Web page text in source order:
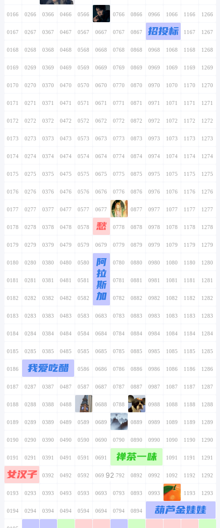
0166 0266 0366 0466 0566 0666 0766 0866 0966 1066 1166 1266
0167 0267 0367 0467 0567 0667 0767 0867 0967
招投标
1067 1167 1267
0168 0268 0368 0468 0568 0668 0768 0868 0968 1068 1168 1268
0169 0269 0369 0469 0569 0669 0769 0869 0969 1069 1169 1269
0170 0270 0370 0470 0570 0670 0770 0870 0970 1070 1170 1270
0171 0271 0371 0471 0571 0671 0771 0871 0971 1071 1171 1271
0172 0272 0372 0472 0572 0672 0772 0872 0972 1072 1172 1272
0173 0273 0373 0473 0573 0673 0773 0873 0973 1073 1173 1273
0174 0274 0374 0474 0574 0674 0774 0874 0974 1074 1174 1274
0175 0275 0375 0475 0575 0675 0775 0875 0975 1075 1175 1275
0176 0276 0376 0476 0576 0676 0776 0876 0976 1076 1176 1276
0177 0277 0377 0477 0577 0677 0777 0877 0977 1077 1177 1277
0178 0278 0378 0478 0578 0678
愁 0778 0878 0978 1078 1178 1278
0179 0279 0379 0479 0579 0679 0779 0879 0979 1079 1179 1279
0180 0280 0380 0480 0580 0680
阿
拉
斯
加
0780 0880 0980 1080 1180 1280
0181 0281 0381 0481 0581 0681 0781 0881 0981 1081 1181 1281
0182 0282 0382 0482 0582 0682 0782 0882 0982 1082 1182 1282
0183 0283 0383 0483 0583 0683 0783 0883 0983 1083 1183 1283
0184 0284 0384 0484 0584 0684 0784 0884 0984 1084 1184 1284
0185 0285 0385 0485 0585 0685 0785 0885 0985 1085 1185 1285
0186 0286
我爱吃醋
0386 0486 0586 0686 0786 0886 0986 1086 1186 1286
0187 0287 0387 0487 0587 0687 0787 0887 0987 1087 1187 1287
0188 0288 0388 0488 0588 0688 0788 0888 0988 1088 1188 1288
0189 0289 0389 0489 0589 0689 0789 0889 0989 1089 1189 1289
0190 0290 0390 0490 0590 0690 0790 0890 0990 1090 1190 1290
0191 0291 0391 0491 0591 0691 0791
禅茶一味
0891 0991 1091 1191 1291
0192
女汉子
0292 0392 0492 0592 0692920792 0892 0992 1092 1192 1292
0193 0293 0393 0493 0593 0693 0793 0893 0993 1093 1193 1293
0194 0294 0394 0494 0594 0694 0794 0894 0994葫芦金娃娃
1094 1194 1294